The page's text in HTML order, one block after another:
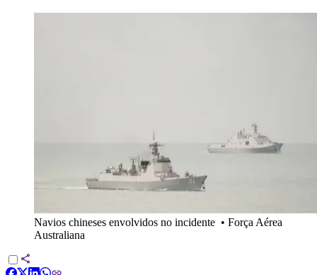
Navios chineses envolvidos no incidente • Força Aérea
Australiana